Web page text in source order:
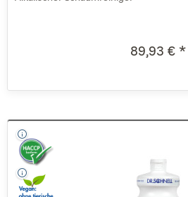
89,93 € *